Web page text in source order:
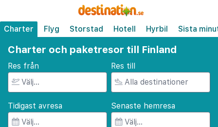
Charter Flyg Storstad Hotell Hyrbil Sista
Charter och paketresor till Finland
Res från Res till
Tidigast avresa Senaste hemresa